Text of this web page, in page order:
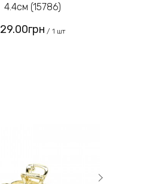
4.4см (15786)
29.00грн / 1 шт